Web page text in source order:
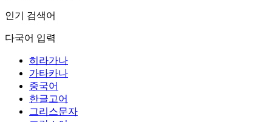
인기 검색어
다국어 입력
히라가나
가타카나
중국어
한글고어
그리스문자